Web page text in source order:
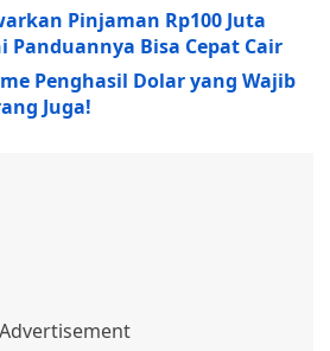
Pinjaman Rp100 Juta
Panduannya Bisa Cepat Cair
Penghasil Dolar yang Wajib
Juga!